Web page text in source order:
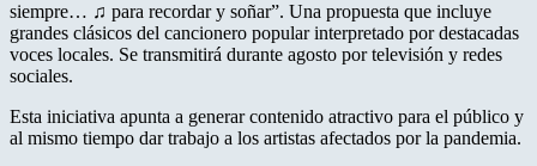
siempre… ♫ para recordar y soñar”. Una propuesta que incluye
grandes clásicos del cancionero popular interpretado por destacadas
voces locales. Se transmitirá durante agosto por televisión y redes
sociales.
Esta iniciativa apunta a generar contenido atractivo para el público y
al mismo tiempo dar trabajo a los artistas afectados por la pandemia.